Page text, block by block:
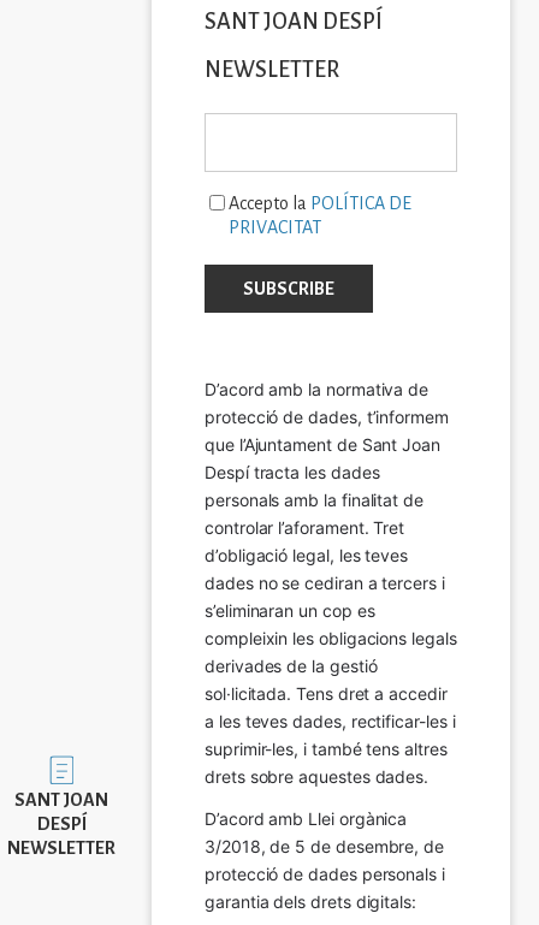
Imatge
SANT JOAN
DESPÍ
NEWSLETTER
SANT JOAN DESPÍ
NEWSLETTER
Accepto la POLÍTICA DE
PRIVACITAT
D’acord amb la normativa de
protecció de dades, t’informem
que l’Ajuntament de Sant Joan
Despí tracta les dades
personals amb la finalitat de
controlar l’aforament. Tret
d’obligació legal, les teves
dades no se cediran a tercers i
s’eliminaran un cop es
compleixin les obligacions legals
derivades de la gestió
sol·licitada. Tens dret a accedir
a les teves dades, rectificar-les i
suprimir-les, i també tens altres
drets sobre aquestes dades.
D’acord amb Llei orgànica
3/2018, de 5 de desembre, de
protecció de dades personals i
garantia dels drets digitals: